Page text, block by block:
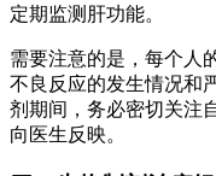
定期监测肝功能。
需要注意的是，每个人
不良反应的发生情况和
剂期间，务必密切关注
向医生反映。